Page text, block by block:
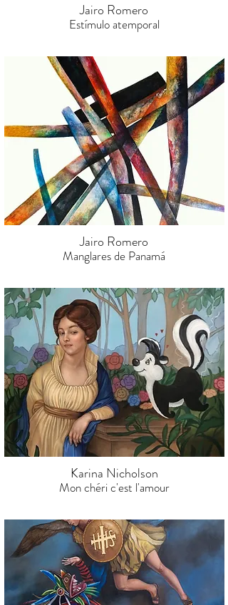
Jairo Romero
Estímulo atemporal
Jairo Romero
Manglares de Panamá
Karina Nicholson
Mon chéri c'est l'amour